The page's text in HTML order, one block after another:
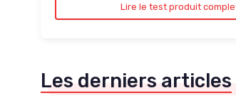
Lire le test produit
Les derniers articles